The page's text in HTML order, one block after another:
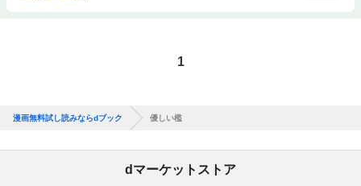
1
漫画無料試し読みならdブック 優しい檻
dマーケットストア